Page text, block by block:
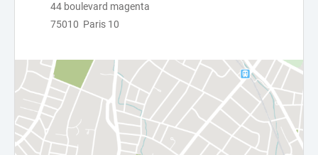
44 boulevard magenta
75010 Paris 10